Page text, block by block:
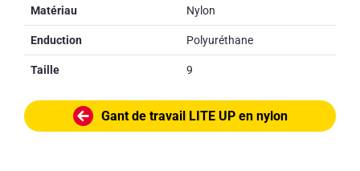
Matériau Nylon
Enduction Polyuréthane
Taille 9
Gant de travail LITE UP en nylon